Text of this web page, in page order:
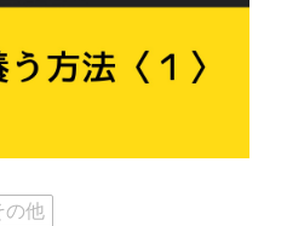
の他